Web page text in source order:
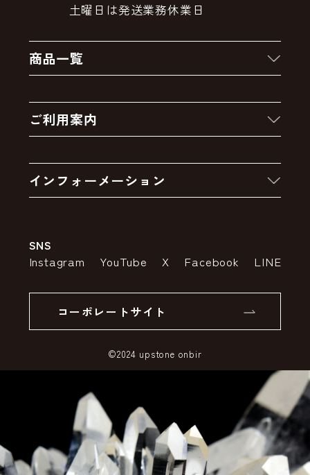
土曜日は発送業務休業日
商品一覧
クーポン
卸販売・大量注文
アウトレットセール
ご利用案内
お支払いについて
インフォーメーション
特定商取引法の表示
SSLサーバー証明書とは
SNS
Instagram YouTube X Facebook LINE
コーポレートサイト
©2024 upstone onbir